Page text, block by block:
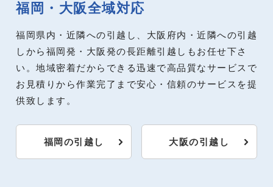
福岡・大阪全域対応
福岡県内・近隣への引越し、大阪府内・近隣への引越
しから福岡発・大阪発の長距離引越しもお任せ下さ
い。地域密着だからできる迅速で高品質なサービスで
お見積りから作業完了まで安心・信頼のサービスを提
供致します。
福岡の引越し 大阪の引越し